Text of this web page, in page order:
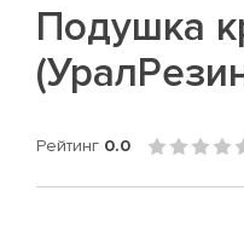
Подушка
Рейтинг 0.0